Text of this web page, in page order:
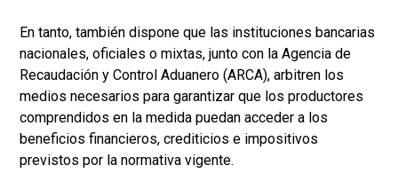
En tanto, también dispone que las instituciones bancarias
nacionales, oficiales o mixtas, junto con la Agencia de
Recaudación y Control Aduanero (ARCA), arbitren los
medios necesarios para garantizar que los productores
comprendidos en la medida puedan acceder a los
beneficios financieros, crediticios e impositivos
previstos por la normativa vigente.